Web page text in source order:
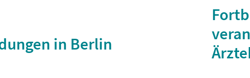
in Berlin